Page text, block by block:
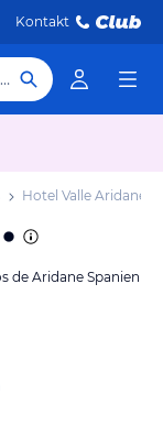
Kontakt
Hotel, Reiseziel
Hotel Valle Aridane
de Aridane Spanien